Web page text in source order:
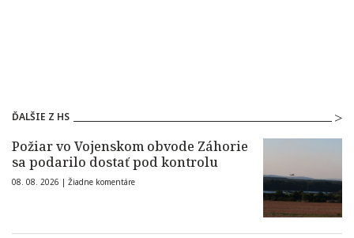
ĎALŠIE Z HS
Požiar vo Vojenskom obvode Záhorie
sa podarilo dostať pod kontrolu
08. 08. 2026 | Žiadne komentáre